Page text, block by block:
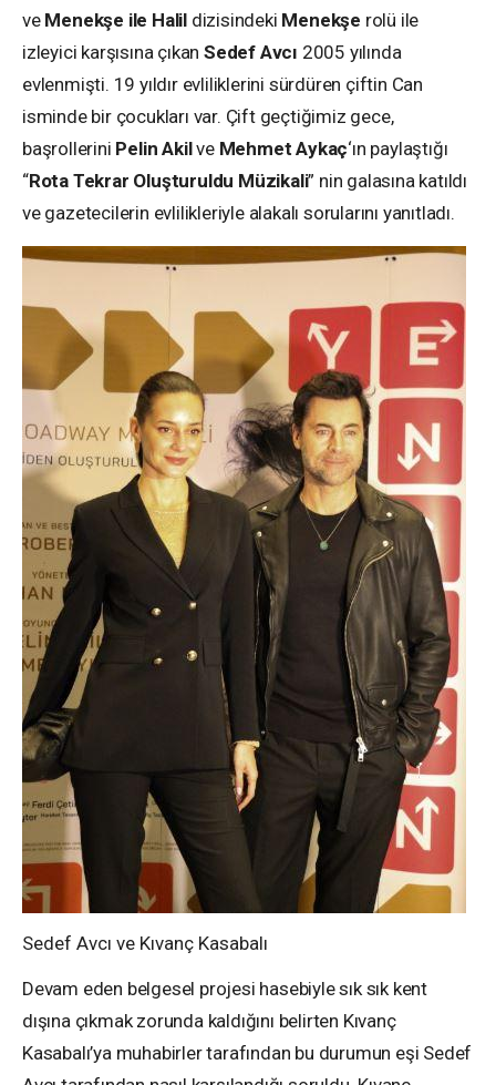
veMenekşe ile Halil dizisindeki Menekşe rolü ile
izleyici karşısına çıkan Sedef Avcı 2005 yılında
evlenmişti. 19 yıldır evliliklerini sürdüren çiftin Can
isminde bir çocukları var. Çift geçtiğimiz gece,
başrollerini Pelin Akilve Mehmet Aykaç‘ın paylaştığı
“Rota Tekrar Oluşturuldu Müzikali” nin galasına katıldı
ve gazetecilerin evlilikleriyle alakalı sorularını yanıtladı.
Sedef Avcı ve Kıvanç Kasabalı
Devam eden belgesel projesi hasebiyle sık sık kent
dışına çıkmak zorunda kaldığını belirten Kıvanç
Kasabalı’ya muhabirler tarafından bu durumun eşi Sedef